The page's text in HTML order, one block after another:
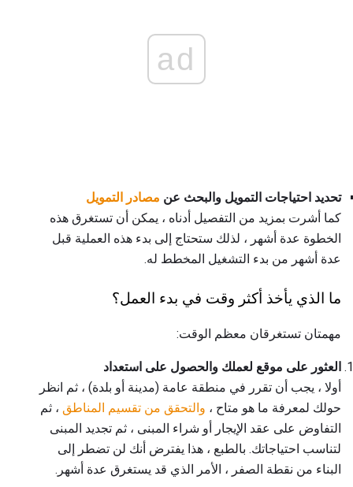
ad
تحديد احتياجات التمويل والبحث عن مصادر التمويل
كما أشرت بمزيد من التفصيل أدناه ، يمكن أن تستغرق هذه
الخطوة عدة أشهر ، لذلك ستحتاج إلى بدء هذه العملية قبل
عدة أشهر من بدء التشغيل المخطط له.
ما الذي يأخذ أكثر وقت في بدء العمل؟
مهمتان تستغرقان معظم الوقت:
العثور على موقع لعملك والحصول على استعداد
أولا ، يجب أن تقرر في منطقة عامة (مدينة أو بلدة) ، ثم انظر
حولك لمعرفة ما هو متاح ، والتحقق من تقسيم المناطق ، ثم
التفاوض على عقد الإيجار أو شراء المبنى ، ثم تجديد المبنى
لتناسب احتياجاتك. بالطبع ، هذا يفترض أنك لن تضطر إلى
البناء من نقطة الصفر ، الأمر الذي قد يستغرق عدة أشهر.